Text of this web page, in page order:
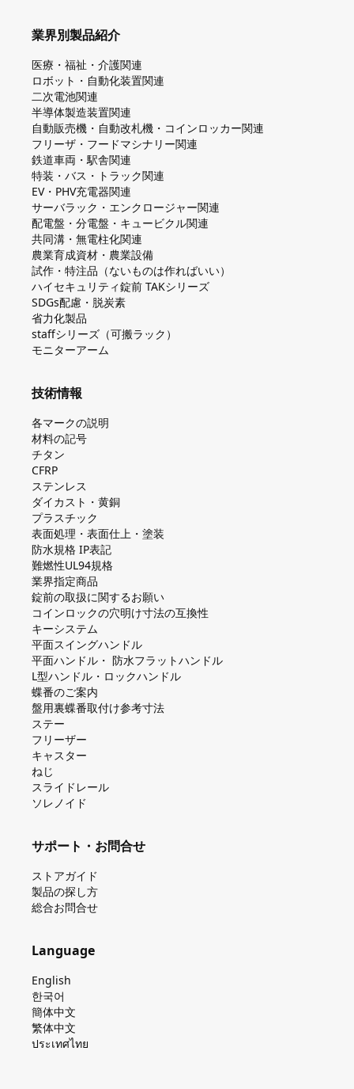
業界別製品紹介
医療・福祉・介護関連
ロボット・自動化装置関連
二次電池関連
半導体製造装置関連
自動販売機・自動改札機・コインロッカー関連
フリーザ・フードマシナリー関連
鉄道車両・駅舎関連
特装・バス・トラック関連
EV・PHV充電器関連
サーバラック・エンクロージャー関連
配電盤・分電盤・キュービクル関連
共同溝・無電柱化関連
農業育成資材・農業設備
試作・特注品（ないものは作ればいい）
ハイセキュリティ錠前 TAKシリーズ
SDGs配慮・脱炭素
省力化製品
staffシリーズ（可搬ラック）
モニターアーム
技術情報
各マークの説明
材料の記号
チタン
CFRP
ステンレス
ダイカスト・⻩銅
プラスチック
表面処理・表面仕上・塗装
防⽔規格 IP表記
難燃性UL94規格
業界指定商品
錠前の取扱に関するお願い
コインロックの⽳明け⼨法の互換性
キーシステム
平⾯スイングハンドル
平⾯ハンドル・ 防⽔フラットハンドル
L型ハンドル・ロックハンドル
蝶番のご案内
盤⽤裏蝶番取付け参考⼨法
ステー
フリーザー
キャスター
ねじ
スライドレール
ソレノイド
サポート・お問合せ
ストアガイド
製品の探し⽅
総合お問合せ
Language
English
한국어
簡体中文
繁体中文
ประเทศไทย